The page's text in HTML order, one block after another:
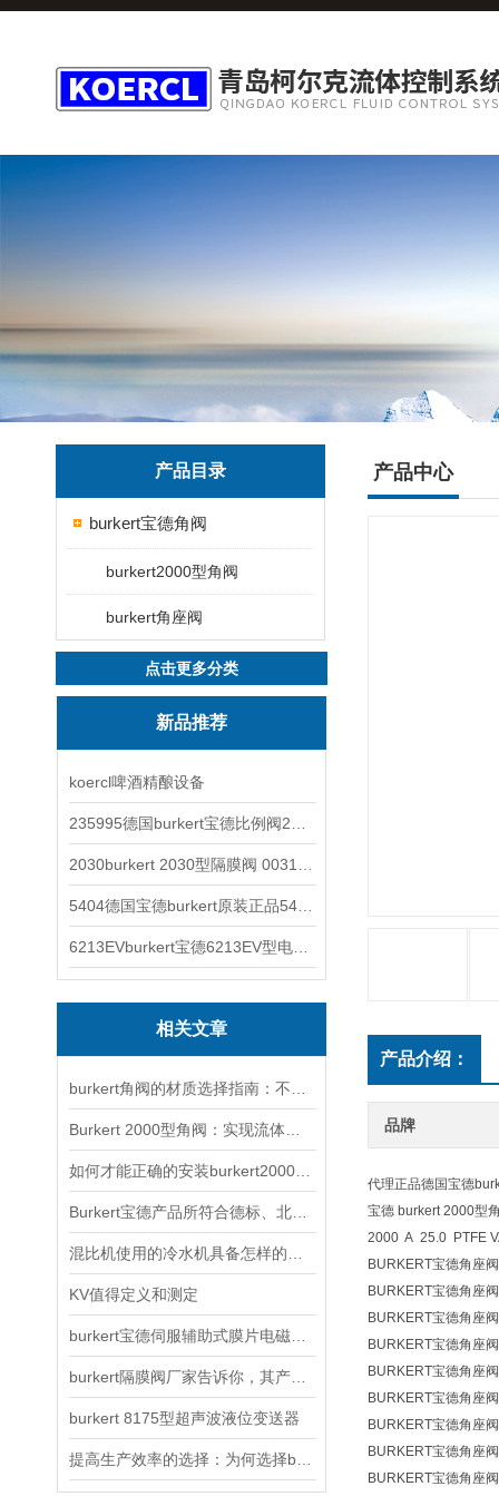
产品目录
burkert宝德角阀
burkert2000型角阀
burkert角座阀
点击更多分类
新品推荐
koercl啤酒精酿设备
相关文章
KV值得定义和测定
burkert 8175型超声波液位变送器
产品中心
产品介绍：
品牌
代理正品德国宝德
宝德 burkert 2000型
2000 A 25.0 PTFE
BURKERT宝德角座
BURKERT宝德角座
BURKERT宝德角座
BURKERT宝德角
BURKERT宝德角座
BURKERT宝德角座阀
BURKERT宝德角座
BURKERT宝德角座
BURKERT宝德角